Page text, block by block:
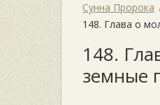
Сунна Пророка
148. Глава о
148.
земные